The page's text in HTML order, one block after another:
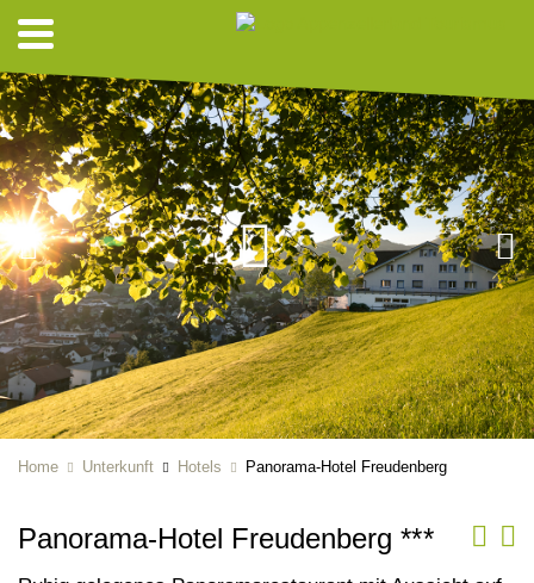
Home Unterkunft Hotels Panorama-Hotel Freudenberg
Panorama-Hotel Freudenberg ***